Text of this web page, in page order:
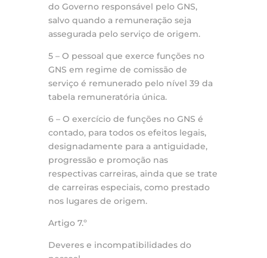
do Governo responsável pelo GNS,
salvo quando a remuneração seja
assegurada pelo serviço de origem.
5 – O pessoal que exerce funções no
GNS em regime de comissão de
serviço é remunerado pelo nível 39 da
tabela remuneratória única.
6 – O exercício de funções no GNS é
contado, para todos os efeitos legais,
designadamente para a antiguidade,
progressão e promoção nas
respectivas carreiras, ainda que se trate
de carreiras especiais, como prestado
nos lugares de origem.
Artigo 7.º
Deveres e incompatibilidades do